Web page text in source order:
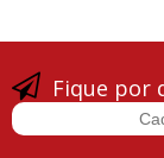
Fique por